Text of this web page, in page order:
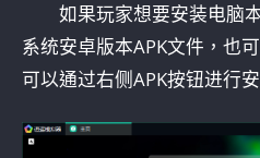
如果玩家想要安装电脑
系统安卓版本APK文件，也
可以通过右侧APK按钮进行